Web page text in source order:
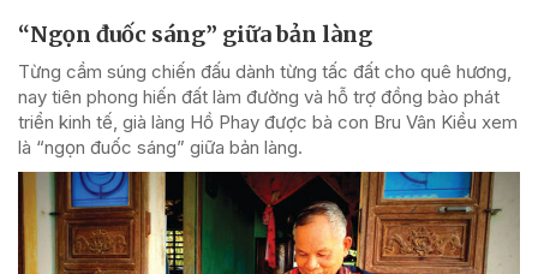
“Ngọn đuốc sáng” giữa bản làng
Từng cầm súng chiến đấu dành từng tấc đất cho quê hương,
nay tiên phong hiến đất làm đường và hỗ trợ đồng bào phát
triển kinh tế, già làng Hồ Phay được bà con Bru Vân Kiều xem
là “ngọn đuốc sáng” giữa bản làng.